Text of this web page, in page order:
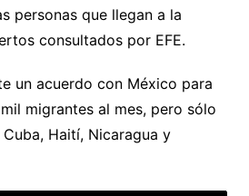
personas que llegan a la
consultados por EFE.
un acuerdo con México para
migrantes al mes, pero sólo
Haití, Nicaragua y